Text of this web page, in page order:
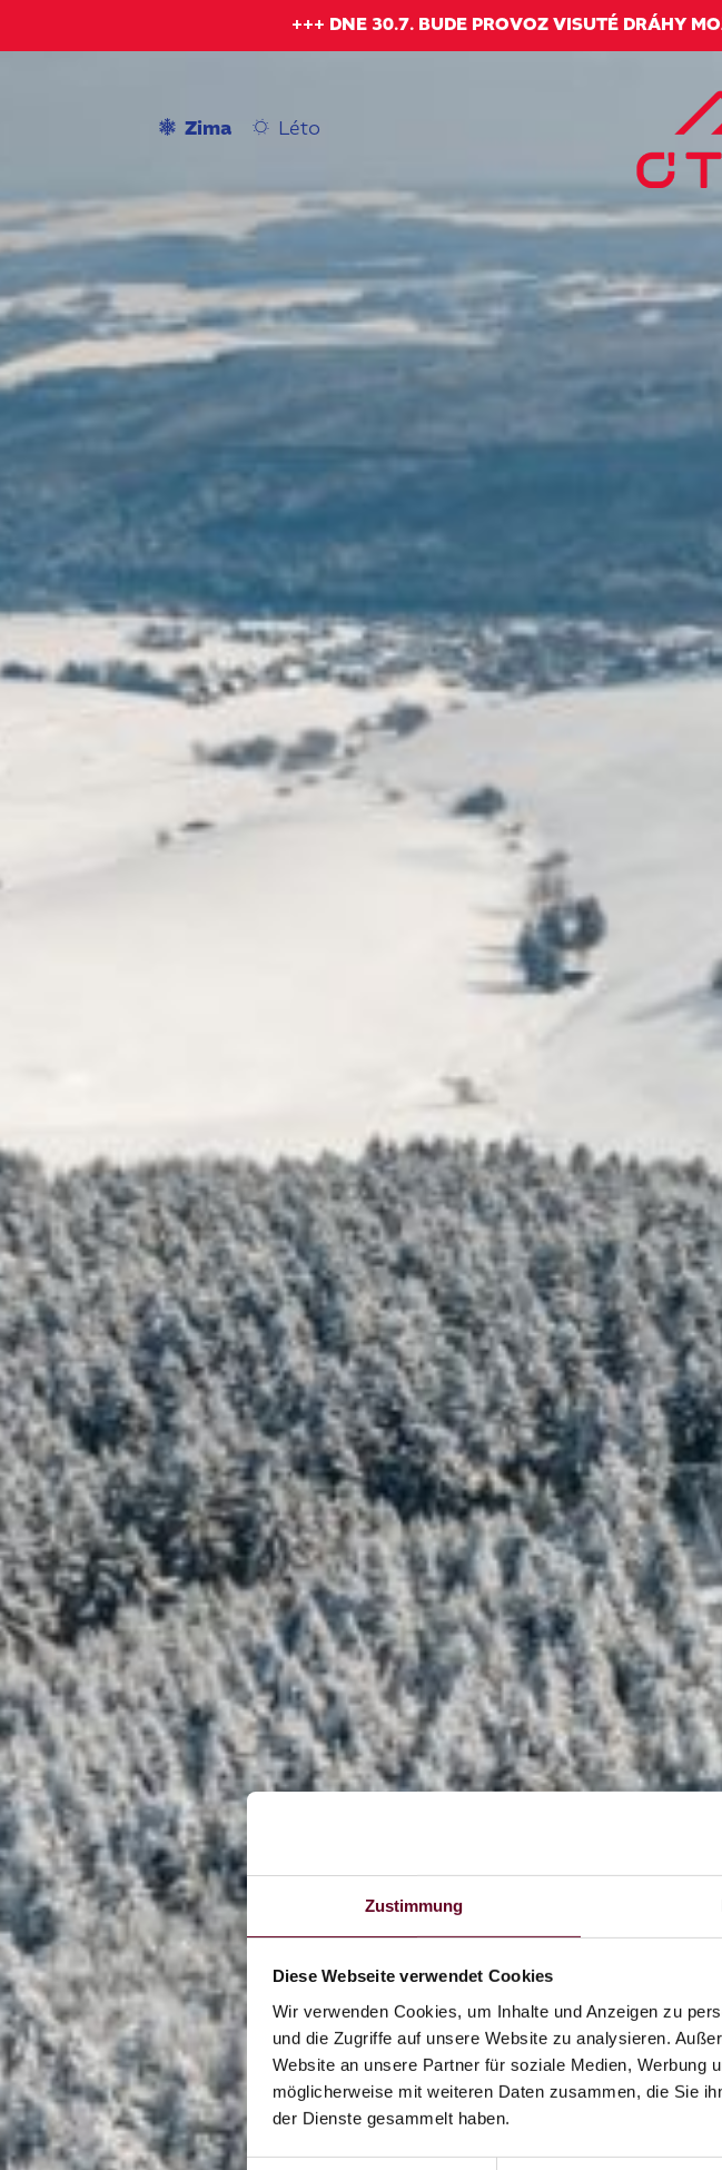
Zustimmung
Diese Webseite verwendet Cookies
Wir verwenden Cookies, um Inhalte und Anzeigen zu
und die Zugriffe auf unsere Website zu analysieren.
Website an unsere Partner für soziale Medien, Werbung
möglicherweise mit weiteren Daten zusammen, die Sie
der Dienste gesammelt haben.
+++ DNE 30.7. BUDE PROVOZ VISUTÉ DRÁHY
Zima Léto